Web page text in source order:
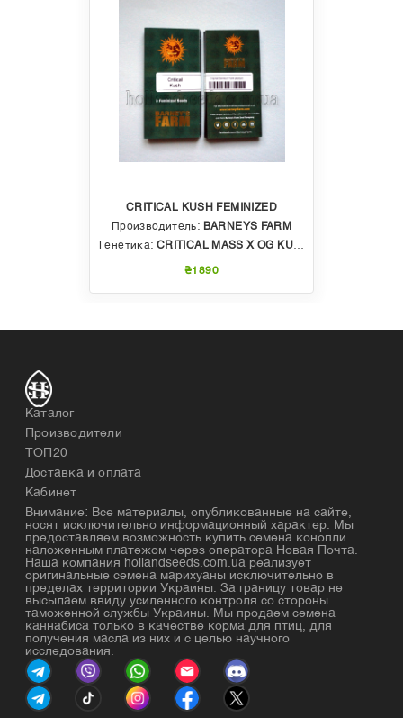
CRITICAL KUSH FEMINIZED
Производитель: BARNEYS FARM
Генетика: CRITICAL MASS X OG KUSH
₴1890
Каталог
Производители
ТОП20
Доставка и оплата
Кабинет
Внимание: Все материалы, опубликованные на сайте,
носят исключительно информационный характер. Мы
предоставляем возможность купить семена конопли
наложенным платежом через оператора Новая Почта.
Наша компания hollandseeds.com.ua реализует
оригинальные семена марихуаны исключительно в
пределах территории Украины. За границу товар не
высылаем ввиду усиленного контроля со стороны
таможенной службы Украины. Мы продаем семена
каннабиса только в качестве корма для птиц, для
получения масла из них и с целью научного
исследования.